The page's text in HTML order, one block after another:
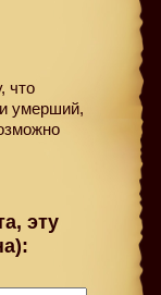
что
умерший,
эту